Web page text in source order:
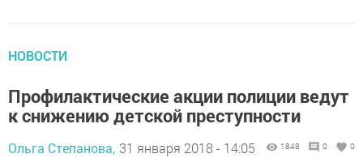
НОВОСТИ
Профилактические акции полиции ведут
к снижению детской преступности
Ольга Степанова, 31 января 2018 - 14:05 1848 0 0